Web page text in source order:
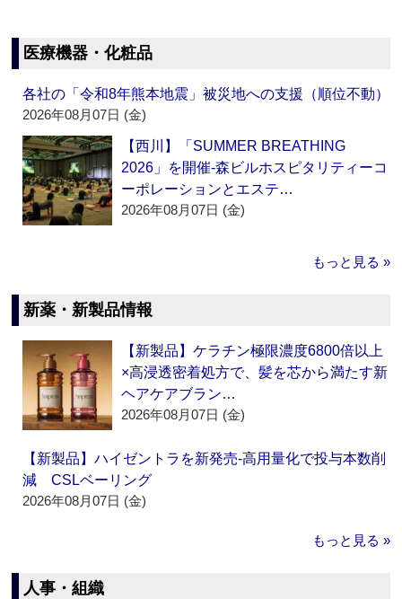
医療機器・化粧品
各社の「令和8年熊本地震」被災地への支援（順位不動）
2026年08月07日 (金)
【西川】「SUMMER BREATHING
2026」を開催‐森ビルホスピタリティーコ
ーポレーションとエステ…
2026年08月07日 (金)
もっと見る »
新薬・新製品情報
【新製品】ケラチン極限濃度6800倍以上
×高浸透密着処方で、髪を芯から満たす新
ヘアケアブラン…
2026年08月07日 (金)
【新製品】ハイゼントラを新発売‐高用量化で投与本数削
減 CSLベーリング
2026年08月07日 (金)
もっと見る »
人事・組織